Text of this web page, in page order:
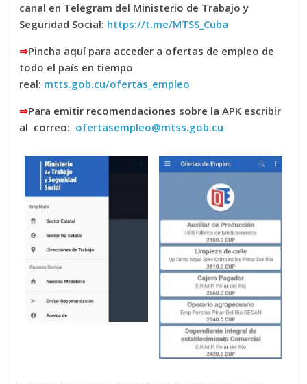
canal en Telegram del Ministerio de Trabajo y
Seguridad Social: https://t.me/MTSS_Cuba
⇒Pincha aquí para acceder a ofertas de empleo de
todo el país en tiempo
real: mtts.gob.cu/ofertas_empleo
⇒Para emitir recomendaciones sobre la APK escribir
al correo: ofertasempleo@mtss.gob.cu